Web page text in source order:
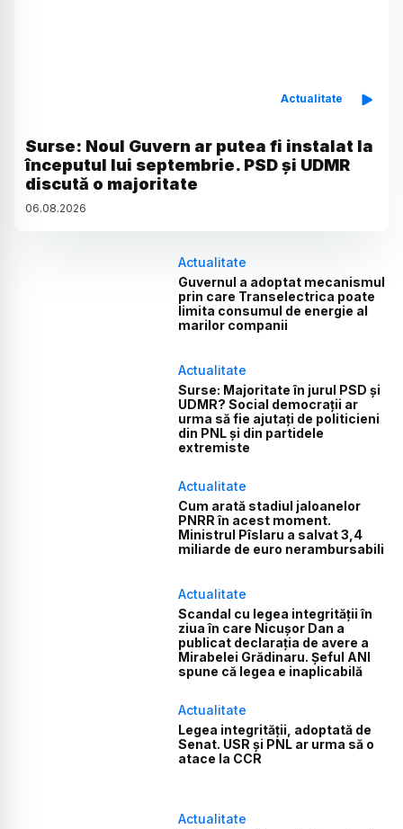
Actualitate
Surse: Noul Guvern ar putea fi instalat la
începutul lui septembrie. PSD și UDMR
discută o majoritate
06.08.2026
Actualitate
Guvernul a adoptat mecanismul
prin care Transelectrica poate
limita consumul de energie al
marilor companii
Actualitate
Surse: Majoritate în jurul PSD și
UDMR? Social democrații ar
urma să fie ajutați de politicieni
din PNL și din partidele
extremiste
Actualitate
Cum arată stadiul jaloanelor
PNRR în acest moment.
Ministrul Pîslaru a salvat 3,4
miliarde de euro nerambursabili
Actualitate
Scandal cu legea integrității în
ziua în care Nicușor Dan a
publicat declarația de avere a
Mirabelei Grădinaru. Șeful ANI
spune că legea e inaplicabilă
Actualitate
Legea integrității, adoptată de
Senat. USR și PNL ar urma să o
atace la CCR
Actualitate